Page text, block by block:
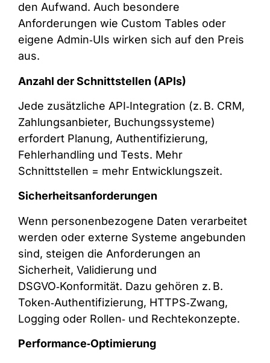
den Aufwand. Auch besondere
Anforderungen wie Custom Tables oder
eigene Admin‑UIs wirken sich auf den Preis
aus.
Anzahl der Schnittstellen (APIs)
Jede zusätzliche API‑Integration (z. B. CRM,
Zahlungsanbieter, Buchungssysteme)
erfordert Planung, Authentifizierung,
Fehlerhandling und Tests. Mehr
Schnittstellen = mehr Entwicklungszeit.
Sicherheitsanforderungen
Wenn personenbezogene Daten verarbeitet
werden oder externe Systeme angebunden
sind, steigen die Anforderungen an
Sicherheit, Validierung und
DSGVO‑Konformität. Dazu gehören z. B.
Token‑Authentifizierung, HTTPS‑Zwang,
Logging oder Rollen‑ und Rechtekonzepte.
Performance‑Optimierung